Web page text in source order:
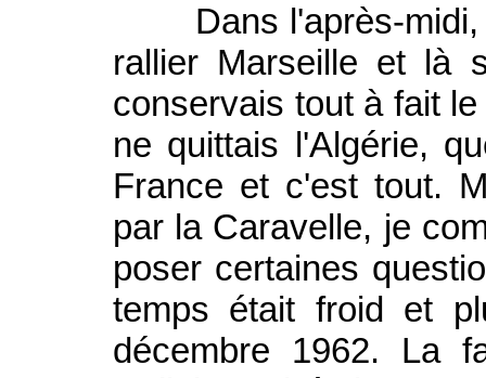
Dans l'après-midi,
rallier Marseille et là
conservais tout à fait
ne quittais l'Algérie,
France et c'est tout.
par la Caravelle, je
poser certaines
temps était froid et
décembre 1962. La